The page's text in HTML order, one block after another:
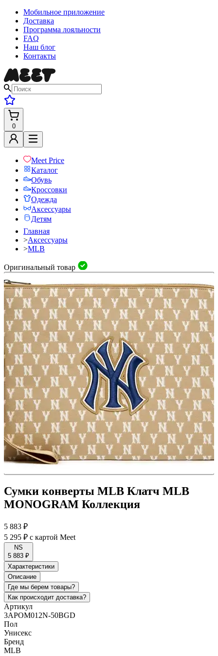
Мобильное приложение
Доставка
Программа лояльности
FAQ
Наш блог
Контакты
0
Meet Price
Каталог
Обувь
Кроссовки
Одежда
Аксессуары
Детям
Главная
>Аксессуары
>MLB
Оригинальный товар
Сумки конверты MLB Клатч MLB
MONOGRAM Коллекция
5 883 ₽
5 295 ₽ с картой Meet
NS
5 883 ₽
Характеристики
Описание
Где мы берем товары?
Как происходит доставка?
Артикул
3APOM012N-50BGD
Пол
Унисекс
Бренд
MLB